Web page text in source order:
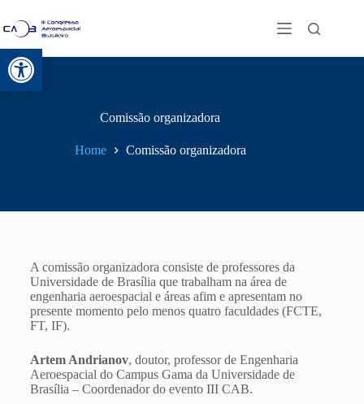
Abrir a barra de ferramentas
Comissão organizadora
Home Comissão organizadora
A comissão organizadora consiste de professores da
Universidade de Brasília que trabalham na área de
engenharia aeroespacial e áreas afim e apresentam no
presente momento pelo menos quatro faculdades (FCTE,
FT, IF).
Artem Andrianov, doutor, professor de Engenharia
Aeroespacial do Campus Gama da Universidade de
Brasília – Coordenador do evento III CAB.